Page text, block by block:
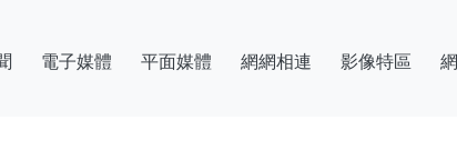
電子媒體 平面媒體 網網相連 影像特區